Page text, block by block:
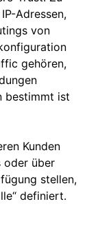
Adressen,
von
gehören,
bestimmt ist
Kunden
oder über
stellen,
definiert.